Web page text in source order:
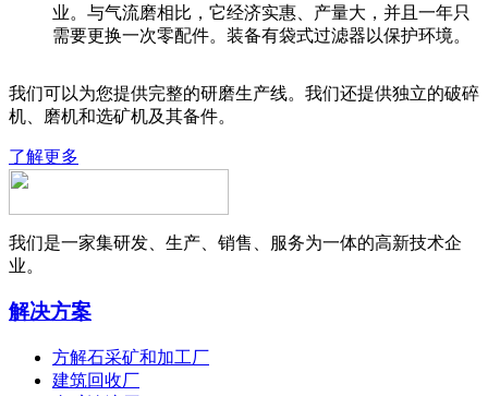
业。与气流磨相比，它经济实惠、产量大，并且一年只
需要更换一次零配件。装备有袋式过滤器以保护环境。
我们可以为您提供完整的研磨生产线。我们还提供独立的破碎
机、磨机和选矿机及其备件。
了解更多
我们是一家集研发、生产、销售、服务为一体的高新技术企
业。
解决方案
方解石采矿和加工厂
建筑回收厂